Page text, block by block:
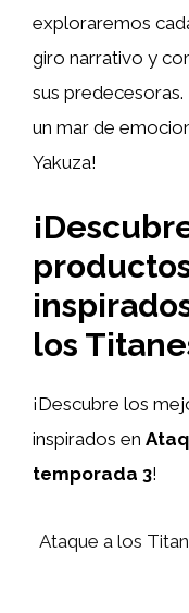
exploraremos
giro narrativo y
sus predecesoras.
un mar de
Yakuza!
los
¡Descubre los
inspirados en
temporada 3!
Ataque a los